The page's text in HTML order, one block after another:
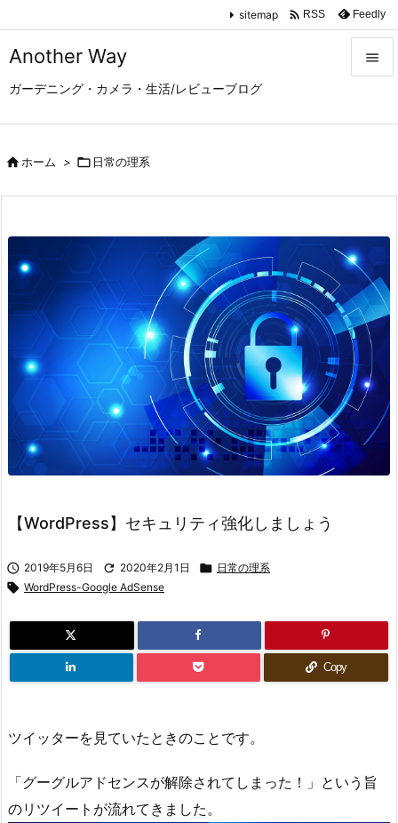
Another Way
ガーデニング・カメラ・生活/レビューブログ


次へ

検索
sitemap  RSS Feedly
ホーム >  日常の理系
【WordPress】セキュリティ強化しましょう
 2019年5月6日  2020年2月1日  日常の理系
 WordPress-Google AdSense
Copy
ツイッターを見ていたときのことです。
「グーグルアドセンスが解除されてしまった！」という旨
のリツイートが流れてきました。